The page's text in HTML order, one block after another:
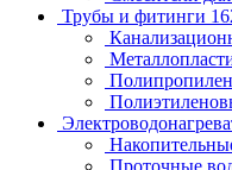
Трубы и фитинги